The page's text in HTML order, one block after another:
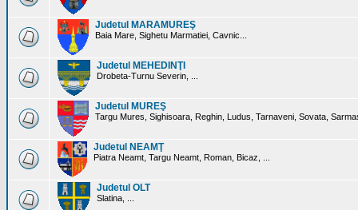
Judetul MARAMUREŞ
Baia Mare, Sighetu Marmatiei, Cavnic...
Judetul MEHEDINŢI
Drobeta-Turnu Severin, ...
Judetul MUREŞ
Targu Mures, Sighisoara, Reghin, Ludus, Tarnaveni, Sovata,
Judetul NEAMŢ
Piatra Neamt, Targu Neamt, Roman, Bicaz, ...
Judetul OLT
Slatina, ...